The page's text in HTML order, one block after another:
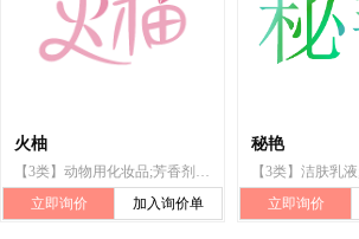
火柚
【3类】动物用化妆品;芳香剂（香精油）;空气芳香剂;去污剂;化妆品;肥皂;研磨剂;抛光制剂;香;牙膏
立即询价
加入询价单
秘艳
立即询价